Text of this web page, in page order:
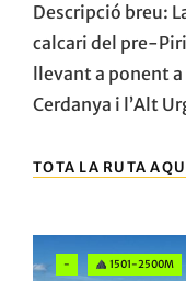
Descripció breu:
calcari del pre-
llevant a ponent
Cerdanya i l’Alt
TOTA LA RUTA
Categories
- 1501-2500M